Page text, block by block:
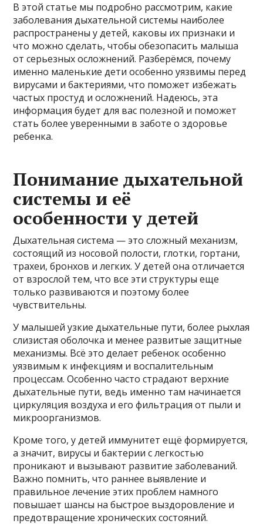
В этой статье мы подробно рассмотрим, какие
заболевания дыхательной системы наиболее
распространены у детей, каковы их признаки и
что можно сделать, чтобы обезопасить малыша
от серьезных осложнений. Разберёмся, почему
именно маленькие дети особенно уязвимы перед
вирусами и бактериями, что поможет избежать
частых простуд и осложнений. Надеюсь, эта
информация будет для вас полезной и поможет
стать более уверенными в заботе о здоровье
ребенка.
Понимание дыхательной
системы и её
особенности у детей
Дыхательная система — это сложный механизм,
состоящий из носовой полости, глотки, гортани,
трахеи, бронхов и легких. У детей она отличается
от взрослой тем, что все эти структуры еще
только развиваются и поэтому более
чувствительны.
У малышей узкие дыхательные пути, более рыхлая
слизистая оболочка и менее развитые защитные
механизмы. Всё это делает ребенок особенно
уязвимым к инфекциям и воспалительным
процессам. Особенно часто страдают верхние
дыхательные пути, ведь именно там начинается
циркуляция воздуха и его фильтрация от пыли и
микроорганизмов.
Кроме того, у детей иммунитет ещё формируется,
а значит, вирусы и бактерии с легкостью
проникают и вызывают развитие заболеваний.
Важно помнить, что раннее выявление и
правильное лечение этих проблем намного
повышает шансы на быстрое выздоровление и
предотвращение хронических состояний.